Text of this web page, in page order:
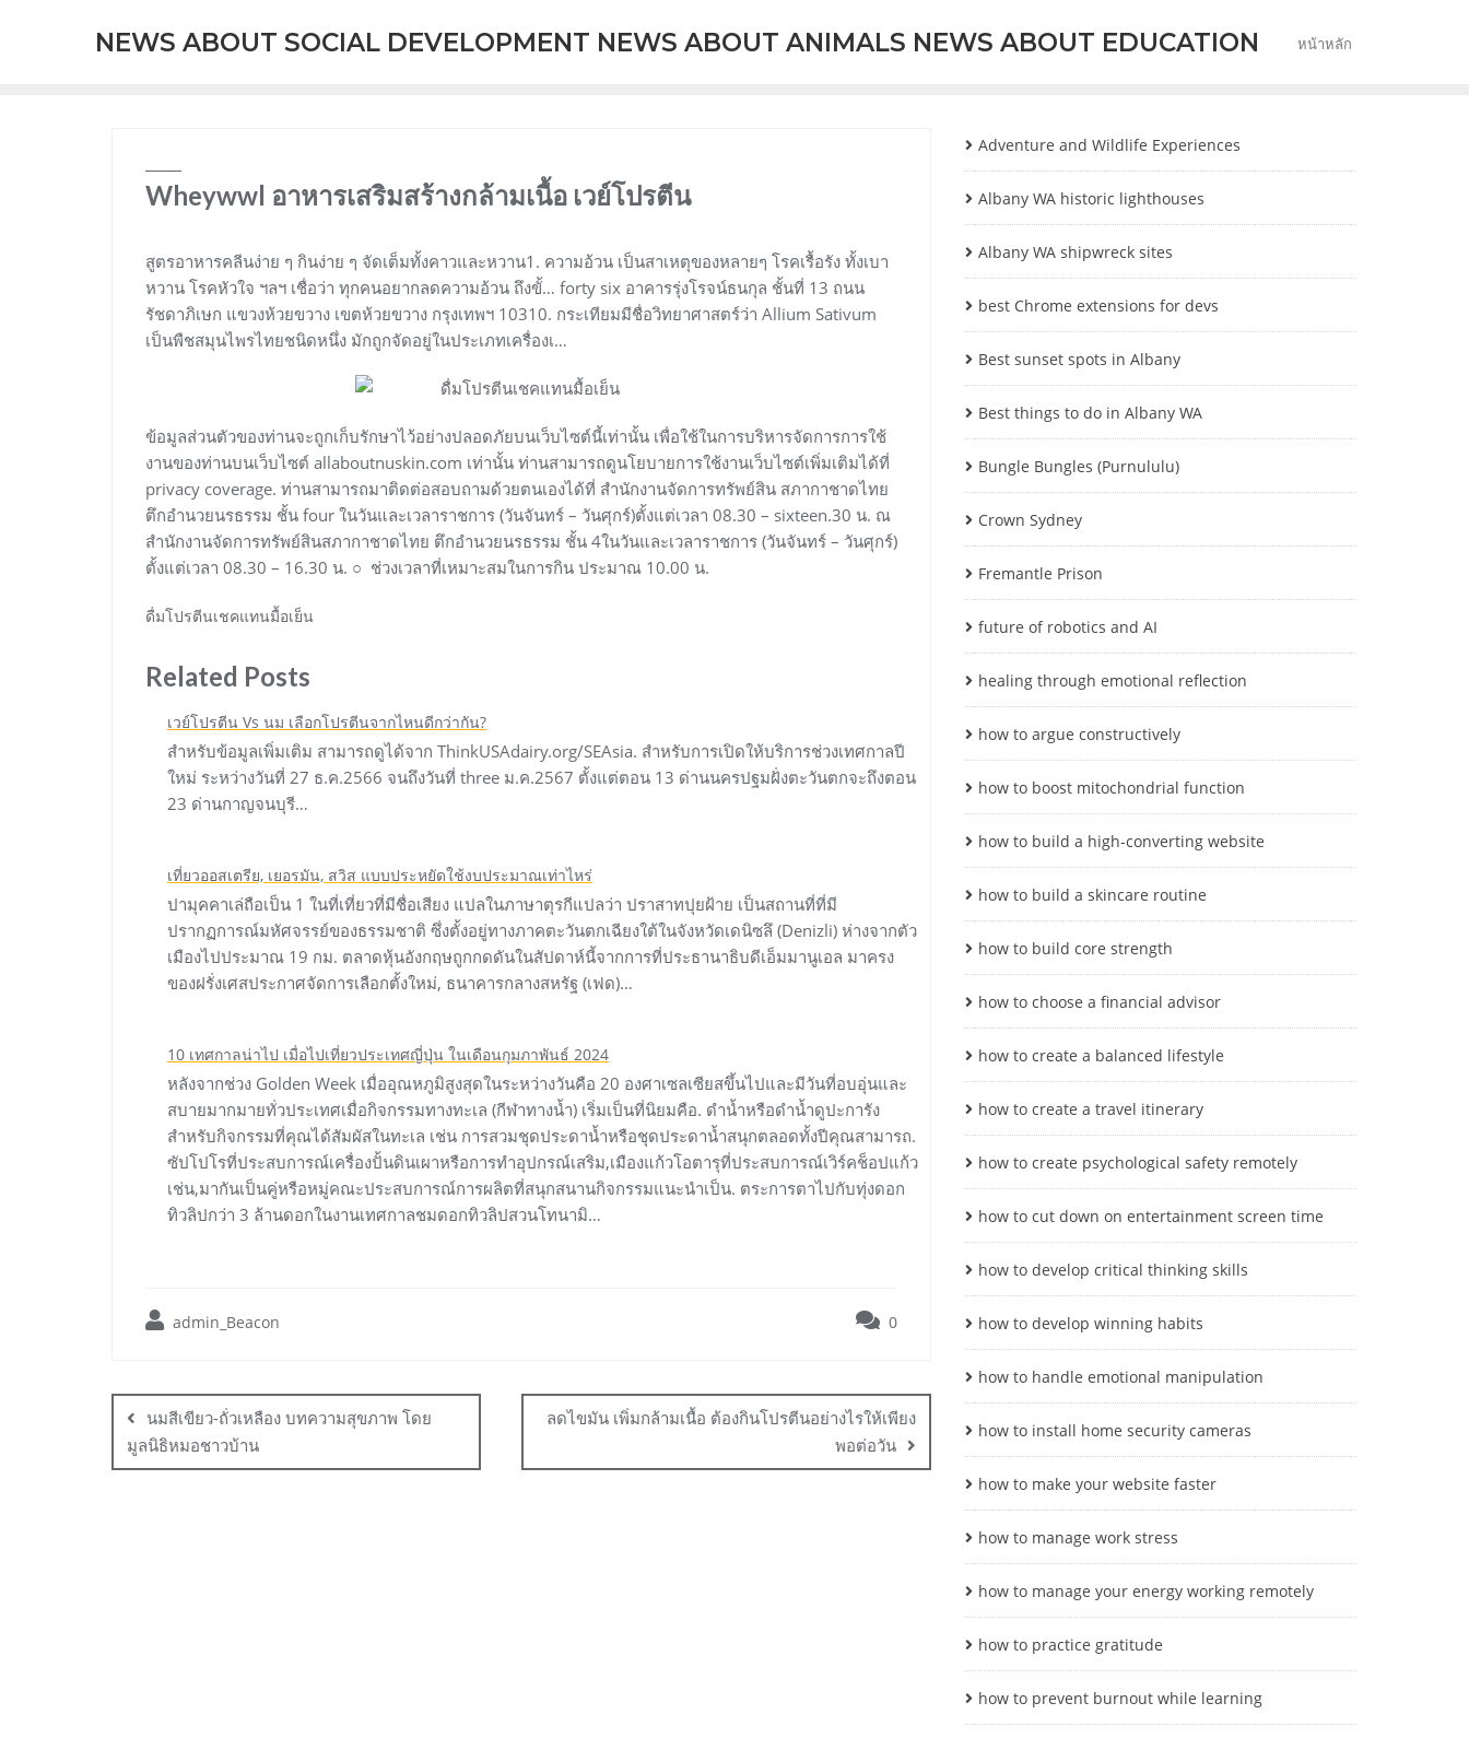
NEWS ABOUT SOCIAL DEVELOPMENT NEWS ABOUT ANIMALS NEWS ABOUT EDUCATION หน้าหลัก
Wheywwl อาหารเสริมสร้างกล้ามเนื้อ เวย์โปรตีน
สูตรอาหารคลีนง่าย ๆ กินง่าย ๆ จัดเต็มทั้งคาวและหวาน1. ความอ้วน เป็นสาเหตุของหลายๆ โรคเรื้อรัง ทั้งเบา
หวาน โรคหัวใจ ฯลฯ เชื่อว่า ทุกคนอยากลดความอ้วน ถึงขั้… forty six อาคารรุ่งโรจน์ธนกุล ชั้นที่ 13 ถนน
รัชดาภิเษก แขวงห้วยขวาง เขตห้วยขวาง กรุงเทพฯ 10310. กระเทียมมีชื่อวิทยาศาสตร์ว่า Allium Sativum
เป็นพืชสมุนไพรไทยชนิดหนึ่ง มักถูกจัดอยู่ในประเภทเครื่องเ…
ข้อมูลส่วนตัวของท่านจะถูกเก็บรักษาไว้อย่างปลอดภัยบนเว็บไซต์นี้เท่านั้น เพื่อใช้ในการบริหารจัดการการใช้
งานของท่านบนเว็บไซต์ allaboutnuskin.com เท่านั้น ท่านสามารถดูนโยบายการใช้งานเว็บไซต์เพิ่มเติมได้ที่
privacy coverage. ท่านสามารถมาติดต่อสอบถามด้วยตนเองได้ที่ สำนักงานจัดการทรัพย์สิน สภากาชาดไทย
ตึกอำนวยนรธรรม ชั้น four ในวันและเวลาราชการ (วันจันทร์ – วันศุกร์)ตั้งแต่เวลา 08.30 – sixteen.30 น. ณ
สำนักงานจัดการทรัพย์สินสภากาชาดไทย ตึกอำนวยนรธรรม ชั้น 4ในวันและเวลาราชการ (วันจันทร์ – วันศุกร์)
ตั้งแต่เวลา 08.30 – 16.30 น. ○ ช่วงเวลาที่เหมาะสมในการกิน ประมาณ 10.00 น.
ดื่มโปรตีนเชคแทนมื้อเย็น
Related Posts
เวย์โปรตีน Vs นม เลือกโปรตีนจากไหนดีกว่ากัน?
สำหรับข้อมูลเพิ่มเติม สามารถดูได้จาก ThinkUSAdairy.org/SEAsia. สำหรับการเปิดให้บริการช่วงเทศกาลปี
ใหม่ ระหว่างวันที่ 27 ธ.ค.2566 จนถึงวันที่ three ม.ค.2567 ตั้งแต่ตอน 13 ด่านนครปฐมฝั่งตะวันตกจะถึงตอน
23 ด่านกาญจนบุรี…
เที่ยวออสเตรีย, เยอรมัน, สวิส แบบประหยัดใช้งบประมาณเท่าไหร่
ปามุคคาเล่ถือเป็น 1 ในที่เที่ยวที่มีชื่อเสียง แปลในภาษาตุรกีแปลว่า ปราสาทปุยฝ้าย เป็นสถานที่ที่มี
ปรากฏการณ์มหัศจรรย์ของธรรมชาติ ซึ่งตั้งอยู่ทางภาคตะวันตกเฉียงใต้ในจังหวัดเดนิซลึ (Denizli) ห่างจากตัว
เมืองไปประมาณ 19 กม. ตลาดหุ้นอังกฤษถูกกดดันในสัปดาห์นี้จากการที่ประธานาธิบดีเอ็มมานูเอล มาครง
ของฝรั่งเศสประกาศจัดการเลือกตั้งใหม่, ธนาคารกลางสหรัฐ (เฟด)…
10 เทศกาลน่าไป เมื่อไปเที่ยวประเทศญี่ปุ่น ในเดือนกุมภาพันธ์ 2024
หลังจากช่วง Golden Week เมื่ออุณหภูมิสูงสุดในระหว่างวันคือ 20 องศาเซลเซียสขึ้นไปและมีวันที่อบอุ่นและ
สบายมากมายทั่วประเทศเมื่อกิจกรรมทางทะเล (กีฬาทางน้ำ) เริ่มเป็นที่นิยมคือ. ดำน้ำหรือดำน้ำดูปะการัง
สำหรับกิจกรรมที่คุณได้สัมผัสในทะเล เช่น การสวมชุดประดาน้ำหรือชุดประดาน้ำสนุกตลอดทั้งปีคุณสามารถ.
ซัปโปโรที่ประสบการณ์เครื่องปั้นดินเผาหรือการทำอุปกรณ์เสริม,เมืองแก้วโอตารุที่ประสบการณ์เวิร์คช็อปแก้ว
เช่น,มากันเป็นคู่หรือหมู่คณะประสบการณ์การผลิตที่สนุกสนานกิจกรรมแนะนำเป็น. ตระการตาไปกับทุ่งดอก
ทิวลิปกว่า 3 ล้านดอกในงานเทศกาลชมดอกทิวลิปสวนโทนามิ…
admin_Beacon 0
Post
navigation
นมสีเขียว-ถั่วเหลือง บทความสุขภาพ โดย
มูลนิธิหมอชาวบ้าน
ลดไขมัน เพิ่มกล้ามเนื้อ ต้องกินโปรตีนอย่างไรให้เพียง
พอต่อวัน
Adventure and Wildlife Experiences
Albany WA historic lighthouses
Albany WA shipwreck sites
best Chrome extensions for devs
Best sunset spots in Albany
Best things to do in Albany WA
Bungle Bungles (Purnululu)
Crown Sydney
Fremantle Prison
future of robotics and AI
healing through emotional reflection
how to argue constructively
how to boost mitochondrial function
how to build a high-converting website
how to build a skincare routine
how to build core strength
how to choose a financial advisor
how to create a balanced lifestyle
how to create a travel itinerary
how to create psychological safety remotely
how to cut down on entertainment screen time
how to develop critical thinking skills
how to develop winning habits
how to handle emotional manipulation
how to install home security cameras
how to make your website faster
how to manage work stress
how to manage your energy working remotely
how to practice gratitude
how to prevent burnout while learning